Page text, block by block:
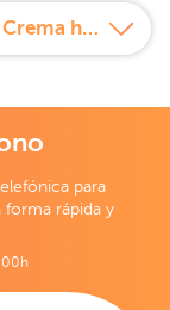
Propiedades de Ducray Ictyane Crema hidratante facial SPF 15 40 ml
para
rápida y